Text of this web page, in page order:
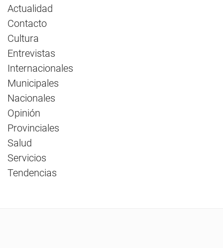
Actualidad
Contacto
Cultura
Entrevistas
Internacionales
Municipales
Nacionales
Opinión
Provinciales
Salud
Servicios
Tendencias